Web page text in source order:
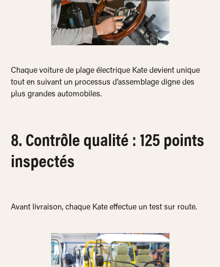
Chaque voiture de plage électrique Kate devient unique
tout en suivant un processus d’assemblage digne des
plus grandes automobiles.
8. Contrôle qualité : 125 points
inspectés
Avant livraison, chaque Kate effectue un test sur route.